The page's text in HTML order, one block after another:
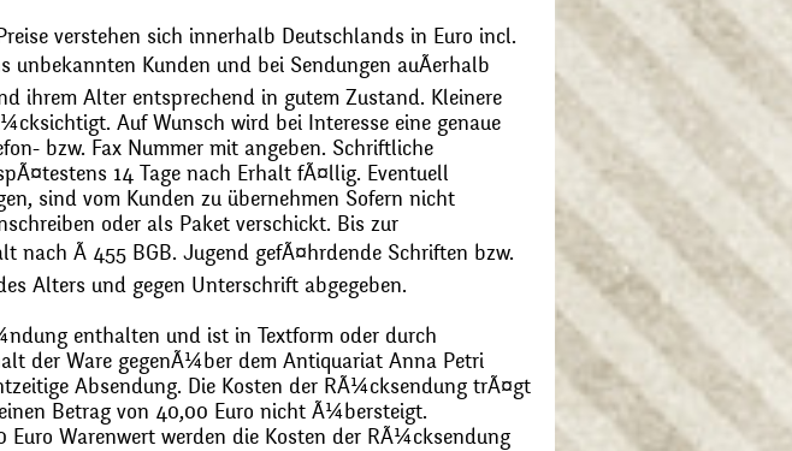
verstehen sich innerhalb Deutschlands in Euro incl.
Kunden und bei Sendungen auÃerhalb
ihrem Alter entsprechend in gutem Zustand. Kleinere
Auf Wunsch wird bei Interesse eine genaue
bzw. Fax Nummer mit angeben. Schriftliche
14 Tage nach Erhalt fÃ¤llig. Eventuell
sind vom Kunden zu übernehmen Sofern nicht
oder als Paket verschickt. Bis zur
Ã 455 BGB. Jugend gefÃ¤hrdende Schriften bzw.
Alters und gegen Unterschrift abgegeben.
enthalten und ist in Textform oder durch
der Ware gegenÃ¼ber dem Antiquariat Anna Petri
Absendung. Die Kosten der RÃ¼cksendung trÃ¤gt
Betrag von 40,00 Euro nicht Ã¼bersteigt.
Warenwert werden die Kosten der RÃ¼cksendung